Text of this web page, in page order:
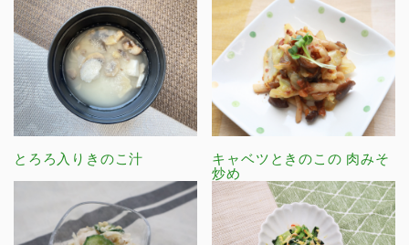
とろろ入りきのこ汁
キャベツときのこの 肉みそ
炒め